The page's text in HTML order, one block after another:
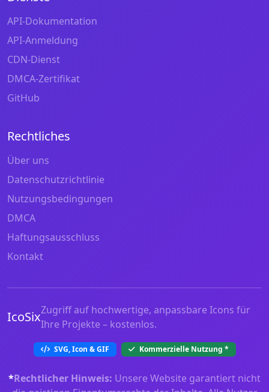
API-Dokumentation
API-Anmeldung
CDN-Dienst
DMCA-Zertifikat
GitHub
Rechtliches
Über uns
Datenschutzrichtlinie
Nutzungsbedingungen
DMCA
Haftungsausschluss
Kontakt
IcoSixZugriff auf hochwertige, anpassbare Icons für
Ihre Projekte – kostenlos.
SVG, Icon & GIF Kommerzielle Nutzung *
*Rechtlicher Hinweis: Unsere Website garantiert nicht